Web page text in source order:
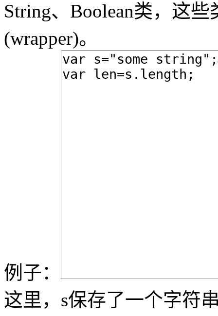
String、Boolean类，这
(wrapper)。
例子：
这里，s保存了一个字符